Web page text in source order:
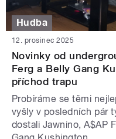
Hudba
12. prosinec 2025
Novinky od
Ferg a Belly Gang
příchod trapu
Probíráme se těmi
vyšly v posledních pár
dostali Jawnino, A$AP